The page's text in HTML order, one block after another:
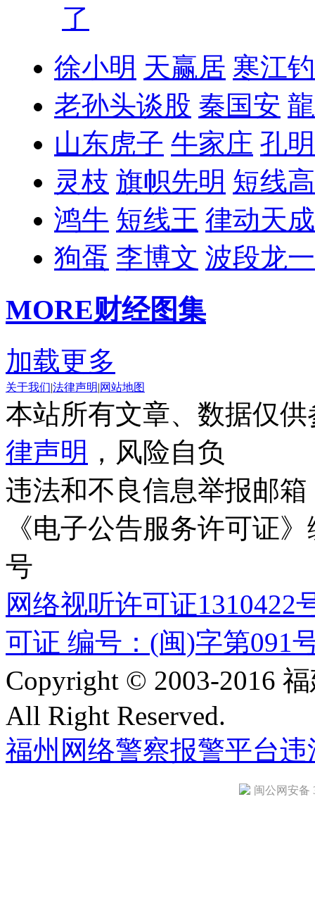
了
徐小明 天赢居 寒江
老孙头谈股 秦国安
山东虎子 牛家庄 孔
灵枝 旗帜先明 短线
鸿牛 短线王 律动天成
狗蛋 李博文 波段龙一
MORE财经图集
加载更多
关于我们|法律声明|网站地图
本站所有文章、数据仅
律声明 ，风险自负
违法和不良信息举报邮箱
《电子公告服务许可证
号
网络视听许可证1310422
可证 编号：(闽)字第091
Copyright © 2003-2016
All Right Reserved.
福州网络警察报警平台违
闽公网安备